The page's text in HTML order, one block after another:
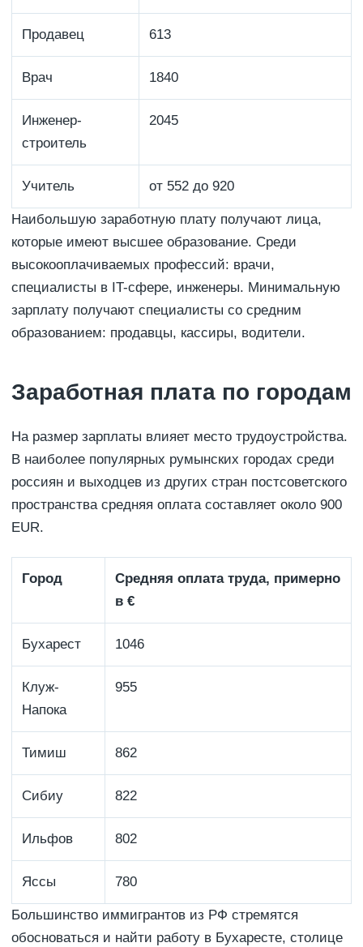
Продавец 613
Врач 1840
Инженер-
строитель
2045
Учитель от 552 до 920
Наибольшую заработную плату получают лица,
которые имеют высшее образование. Среди
высокооплачиваемых профессий: врачи,
специалисты в IT-сфере, инженеры. Минимальную
зарплату получают специалисты со средним
образованием: продавцы, кассиры, водители.
Заработная плата по городам
На размер зарплаты влияет место трудоустройства.
В наиболее популярных румынских городах среди
россиян и выходцев из других стран постсоветского
пространства средняя оплата составляет около 900
EUR.
Город
Средняя оплата труда, примерно
в €
Бухарест 1046
Клуж-
Напока
955
Тимиш 862
Сибиу 822
Ильфов 802
Яссы 780
Большинство иммигрантов из РФ стремятся
обосноваться и найти работу в Бухаресте, столице